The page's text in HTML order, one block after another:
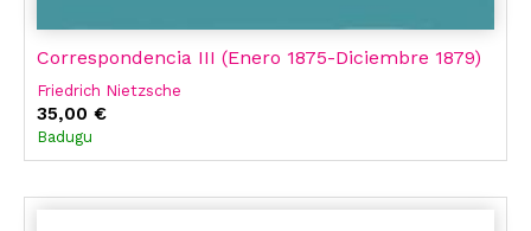
Correspondencia III (Enero 1875-Diciembre 1879)
Friedrich Nietzsche
35,00 €
Badugu